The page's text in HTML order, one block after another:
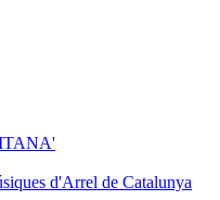
d'Arrel de Catalunya